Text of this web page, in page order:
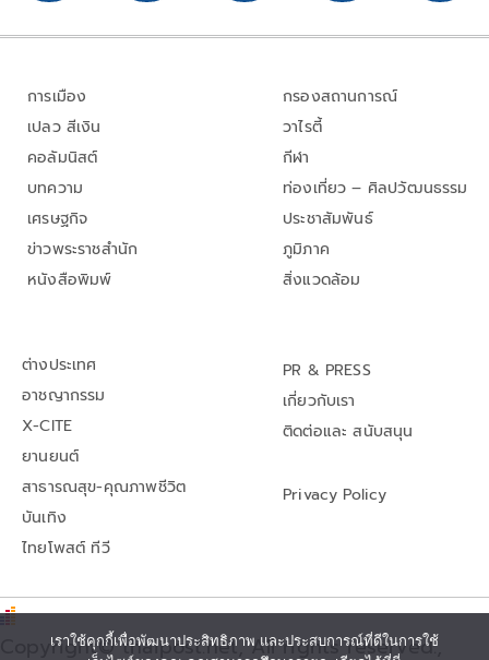
การเมือง
เปลว สีเงิน
คอลัมนิสต์
บทความ
เศรษฐกิจ
ข่าวพระราชสำนัก
หนังสือพิมพ์
กรองสถานการณ์
วาไรตี้
กีฬา
ท่องเที่ยว – ศิลปวัฒนธรรม
ประชาสัมพันธ์
ภูมิภาค
สิ่งแวดล้อม
ต่างประเทศ
อาชญากรรม
X-CITE
ยานยนต์
สาธารณสุข-คุณภาพชีวิต
บันเทิง
ไทยโพสต์ ทีวี
PR & PRESS
เกี่ยวกับเรา
ติดต่อและ สนับสนุน
Privacy Policy
Copyright© thaipost.net, All rights reserved.,
เราใช้คุกกี้เพื่อพัฒนาประสิทธิภาพ และประสบการณ์ที่ดีในการใช้